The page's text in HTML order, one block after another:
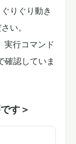
りぐり動き
い。
実行コマンド
認していま
す＞